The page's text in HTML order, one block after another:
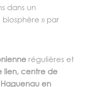
dans un
» par
régulières et
lien, centre de
en